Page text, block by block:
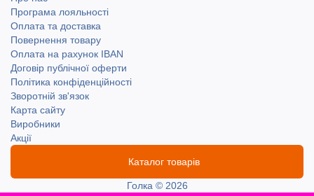
Програма лояльності
Оплата та доставка
Повернення товару
Оплата на рахунок IBAN
Договір публічної оферти
Політика конфіденційності
Зворотній зв'язок
Карта сайту
Виробники
Акції
Каталог товарів
Голка © 2026